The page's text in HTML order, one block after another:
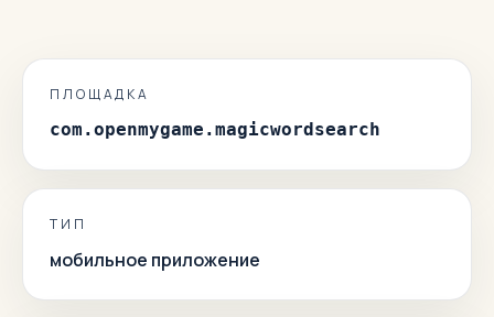
ПЛОЩАДКА
com.openmygame.magicwordsearch
ТИП
мобильное приложение